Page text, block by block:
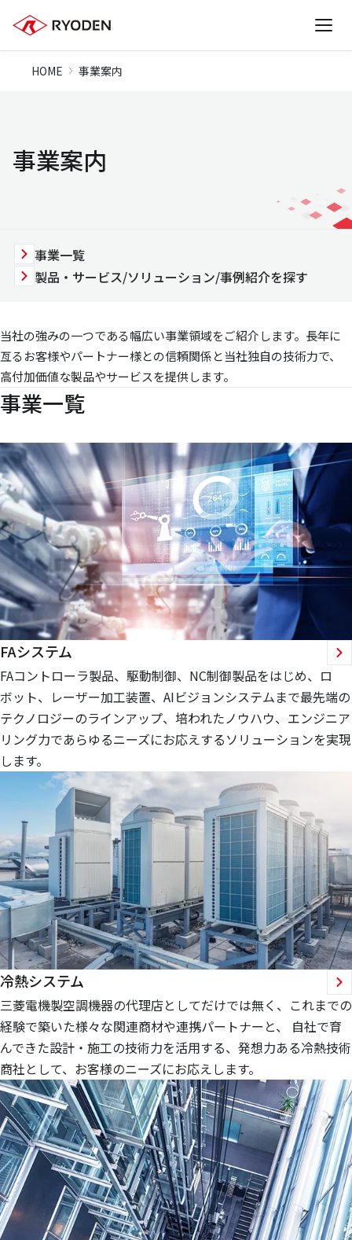
HOME 事業案内
事業案内
事業一覧
製品・サービス/ソリューション/事例紹介を探す
当社の強みの一つである幅広い事業領域をご紹介します。長年に
亙るお客様やパートナー様との信頼関係と当社独自の技術力で、
高付加価値な製品やサービスを提供します。
事業一覧
FAシステム
FAコントローラ製品、駆動制御、NC制御製品をはじめ、ロ
ボット、レーザー加工装置、AIビジョンシステムまで最先端の
テクノロジーのラインアップ、培われたノウハウ、エンジニア
リング力であらゆるニーズにお応えするソリューションを実現
します。
冷熱システム
三菱電機製空調機器の代理店としてだけでは無く、これまでの
経験で築いた様々な関連商材や連携パートナーと、 自社で育
んできた設計・施工の技術力を活用する、発想力ある冷熱技術
商社として、お客様のニーズにお応えします。